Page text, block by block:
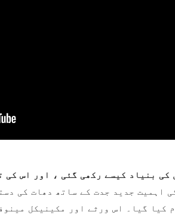
کی بنیاد کیسے رکھی گئی ، اور اس
طور پر جان ہوو نے 1996 میں قائم کیا تھا۔ اس کی اہمیت جدید
گیا۔ اس ورثے اور مکینیکل